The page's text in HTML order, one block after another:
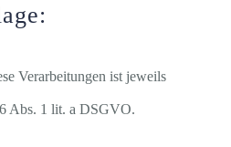
Verarbeitungen ist jeweils
Abs. 1 lit. a DSGVO.